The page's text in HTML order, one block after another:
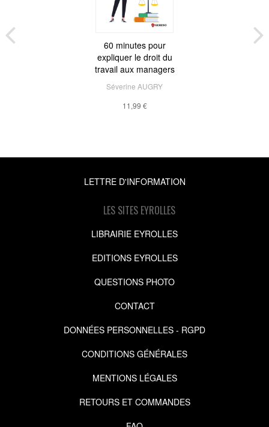
60 minutes pour
expliquer le droit du
travail aux managers
Séverine AUGRY
11,99 €
LETTRE D'INFORMATION
LES SITES EYROLLES
LIBRAIRIE EYROLLES
EDITIONS EYROLLES
QUESTIONS PHOTO
CONTACT
DONNÉES PERSONNELLES - RGPD
CONDITIONS GÉNÉRALES
MENTIONS LÉGALES
RETOURS ET COMMANDES